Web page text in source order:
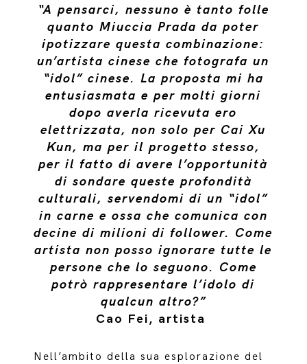
“A pensarci, nessuno è tanto folle
quanto Miuccia Prada da poter
ipotizzare questa combinazione:
un’artista cinese che fotografa un
“idol” cinese. La proposta mi ha
entusiasmata e per molti giorni
dopo averla ricevuta ero
elettrizzata, non solo per Cai Xu
Kun, ma per il progetto stesso,
per il fatto di avere l’opportunità
di sondare queste profondità
culturali, servendomi di un “idol”
in carne e ossa che comunica con
decine di milioni di follower. Come
artista non posso ignorare tutte le
persone che lo seguono. Come
potrò rappresentare l’idolo di
qualcun altro?”
Cao Fei, artista
Nell’ambito della sua esplorazione del